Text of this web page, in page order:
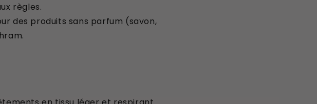
règles.
des produits sans parfum (savon,